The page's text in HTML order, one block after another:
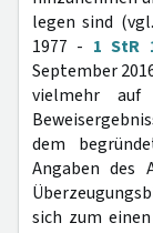
legen sind
1977 - 1 StR
September
vielmehr auf
dem
Angaben des
sich zum